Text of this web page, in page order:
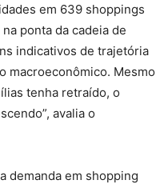
em 639 shoppings
ponta da cadeia de
indicativos de trajetória
macroeconômico. Mesmo
tenha retraído, o
avalia o
demanda em shopping